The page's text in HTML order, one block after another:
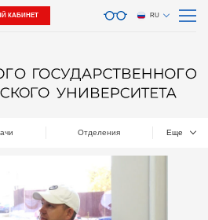
КАБИНЕТ RU
Отделения Еще